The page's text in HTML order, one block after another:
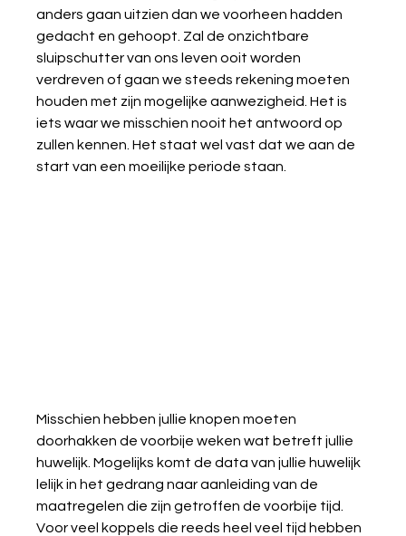
anders gaan uitzien dan we voorheen hadden
gedacht en gehoopt. Zal de onzichtbare
sluipschutter van ons leven ooit worden
verdreven of gaan we steeds rekening moeten
houden met zijn mogelijke aanwezigheid. Het is
iets waar we misschien nooit het antwoord op
zullen kennen. Het staat wel vast dat we aan de
start van een moeilijke periode staan.
Misschien hebben jullie knopen moeten
doorhakken de voorbije weken wat betreft jullie
huwelijk. Mogelijks komt de data van jullie huwelijk
lelijk in het gedrang naar aanleiding van de
maatregelen die zijn getroffen de voorbije tijd.
Voor veel koppels die reeds heel veel tijd hebben